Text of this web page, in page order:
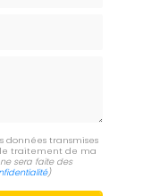
données transmises
traitement de ma
sera faite des
)